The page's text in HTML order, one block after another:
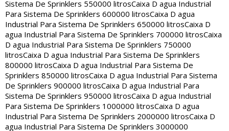
Sistema De Sprinklers 550000 litrosCaixa D agua Industrial
Para Sistema De Sprinklers 600000 litrosCaixa D agua
Industrial Para Sistema De Sprinklers 650000 litrosCaixa D
agua Industrial Para Sistema De Sprinklers 700000 litrosCaixa
D agua Industrial Para Sistema De Sprinklers 750000
litrosCaixa D agua Industrial Para Sistema De Sprinklers
800000 litrosCaixa D agua Industrial Para Sistema De
Sprinklers 850000 litrosCaixa D agua Industrial Para Sistema
De Sprinklers 900000 litrosCaixa D agua Industrial Para
Sistema De Sprinklers 950000 litrosCaixa D agua Industrial
Para Sistema De Sprinklers 1000000 litrosCaixa D agua
Industrial Para Sistema De Sprinklers 2000000 litrosCaixa D
agua Industrial Para Sistema De Sprinklers 3000000